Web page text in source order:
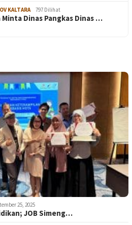
KALTARA 797 Dilihat
Dinas Pangkas Dinas …
25, 2025
JOB Simeng…